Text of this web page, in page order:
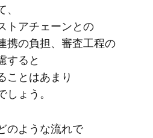
トアチェーンとの​
携の​負担、​審査工程の​
すると​
ことは​あまり​
しょう。
のような​流れで​